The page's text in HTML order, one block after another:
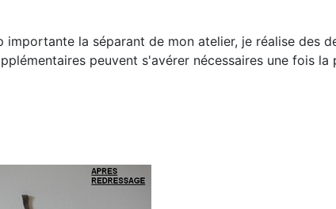
la séparant de mon atelier, je réalise des
peuvent s'avérer nécessaires une fois la